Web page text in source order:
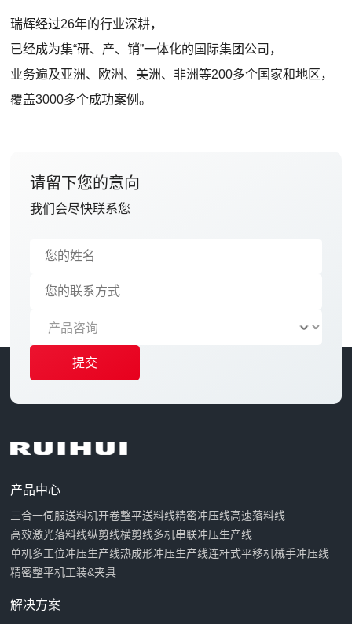
瑞辉经过26年的行业深耕，
已经成为集“研、产、销”一体化的国际集团公司，
业务遍及亚洲、欧洲、美洲、非洲等200多个国家和地区，
覆盖3000多个成功案例。
请留下您的意向
我们会尽快联系您
提交
产品中心
三合一伺服送料机开卷整平送料线精密冲压线高速落料线
高效激光落料线纵剪线横剪线多机串联冲压生产线
单机多工位冲压生产线热成形冲压生产线连杆式平移机械手冲压线
精密整平机工装&夹具
解决方案